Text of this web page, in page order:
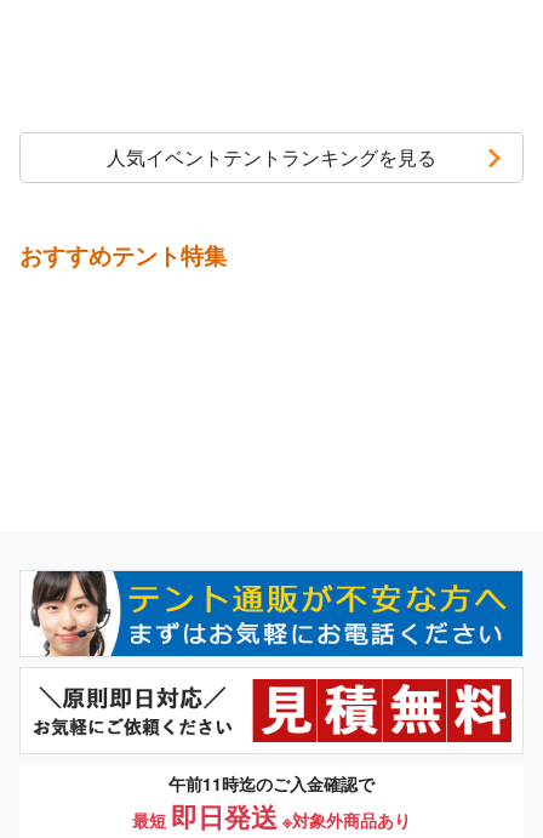
人気イベントテントランキングを見る
おすすめテント特集
午前11時迄のご入金確認で
最短 即日発送 ※対象外商品あり